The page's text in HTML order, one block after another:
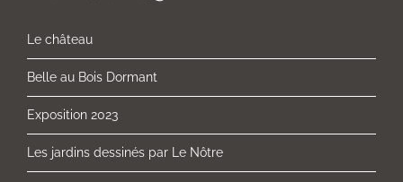
Le château
Belle au Bois Dormant
Exposition 2023
Les jardins dessinés par Le Nôtre